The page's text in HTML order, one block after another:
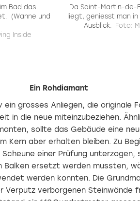
Bad das
(Wanne und
Inside
Da Saint-Martin-de-
liegt, geniesst man
Ausblick.
Foto:
Ein Rohdiamant
ein grosses Anliegen, die originale
in die neue miteinzubeziehen.
sollte das Gebäude eine
Kern aber erhalten bleiben. Zu
Scheune einer Prüfung unterzogen,
Balken ersetzt werden mussten,
werden konnten. Die
Verputz verborgenen Steinwände
Umgebung
nach
ihren
und
des
Ortes
perfekt
umbauen.